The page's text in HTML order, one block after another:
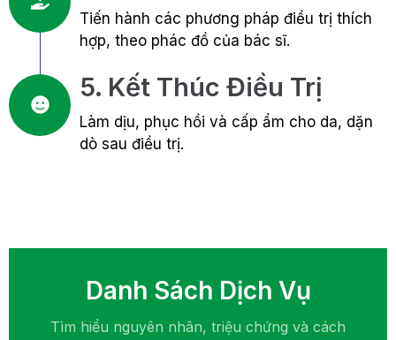
Tiến hành các phương pháp điều trị thích
hợp, theo phác đồ của bác sĩ.
5. Kết Thúc Điều Trị
Làm dịu, phục hồi và cấp ẩm cho da, dặn
dò sau điều trị.
Danh Sách Dịch Vụ
Tìm hiểu nguyên nhân, triệu chứng và cách